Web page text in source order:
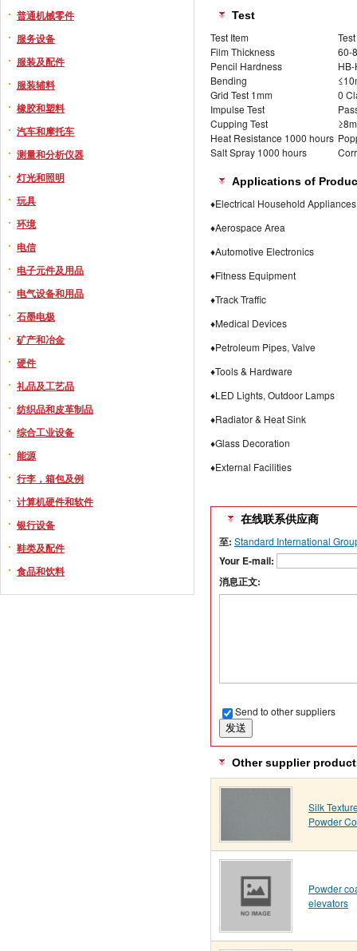
普通机械零件
服务设备
服装及配件
服装辅料
橡胶和塑料
汽车和摩托车
测量和分析仪器
灯光和照明
玩具
环境
电信
电子元件及用品
电气设备和用品
石墨电极
矿产和冶金
硬件
礼品及工艺品
纺织品和皮革制品
综合工业设备
能源
行李，箱包及例
计算机硬件和软件
银行设备
鞋类及配件
食品和饮料
Test
Test Item
Film Thickness
60-
Pencil Hardness
Bending
Grid Test 1mm
0
Impulse Test
Cupping Test
Heat Resistance 1000 hours
Salt Spray 1000 hours
Applications of
♦Electrical Household Appliances
♦Aerospace Area
♦Automotive Electronics
♦Fitness Equipment
♦Track Traffic
♦Medical Devices
♦Petroleum Pipes, Valve
♦Tools & Hardware
♦LED Lights, Outdoor Lamps
♦Radiator & Heat Sink
♦Glass Decoration
♦External Facilities
在线联系供应商
至: Standard International
Your E-mail:
消息正文:
Send to other suppliers
Other supplier
Silk
Powder
Powder
elevators